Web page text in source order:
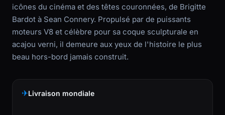
icônes du cinéma et des têtes couronnées, de Brigitte
Bardot à Sean Connery. Propulsé par de puissants
moteurs V8 et célèbre pour sa coque sculpturale en
acajou verni, il demeure aux yeux de l'histoire le plus
beau hors-bord jamais construit.
✈Livraison mondiale